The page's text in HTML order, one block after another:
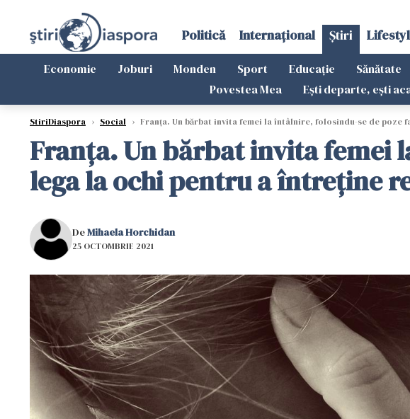
Politică Internațional Știri
Economie Joburi Monden Sport Educație Sănătate
Povestea Mea
Ești departe, ești
StiriDiaspora › Social › Franța. Un bărbat invita femei la întâlnire, folosindu-se de
Franța. Un bărbat invita femei
lega la ochi pentru a întreţine
DeMihaela Horchidan
25 OCTOMBRIE 2021